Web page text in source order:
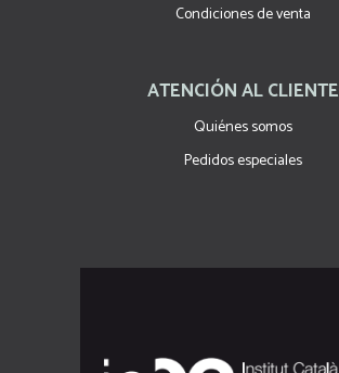
Condiciones de venta
ATENCIÓN AL CLIENTE
Quiénes somos
Pedidos especiales